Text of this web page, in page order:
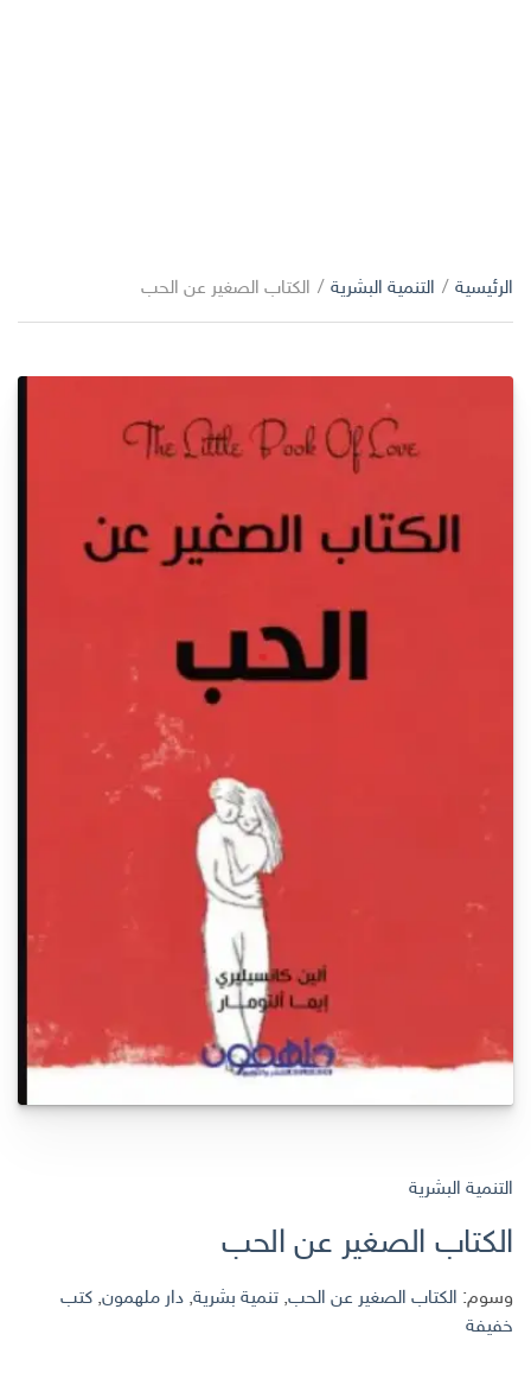
الرئيسية / التنمية البشرية / الكتاب الصغير عن الحب
التنمية البشرية
الكتاب الصغير عن الحب
وسوم: الكتاب الصغير عن الحب, تنمية بشرية, دار ملهمون, كتب
خفيفة